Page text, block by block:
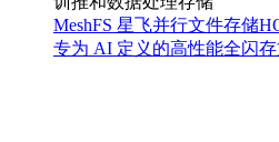
MeshFS 星飞并行文件存储
专为 AI 定义的高性能全闪